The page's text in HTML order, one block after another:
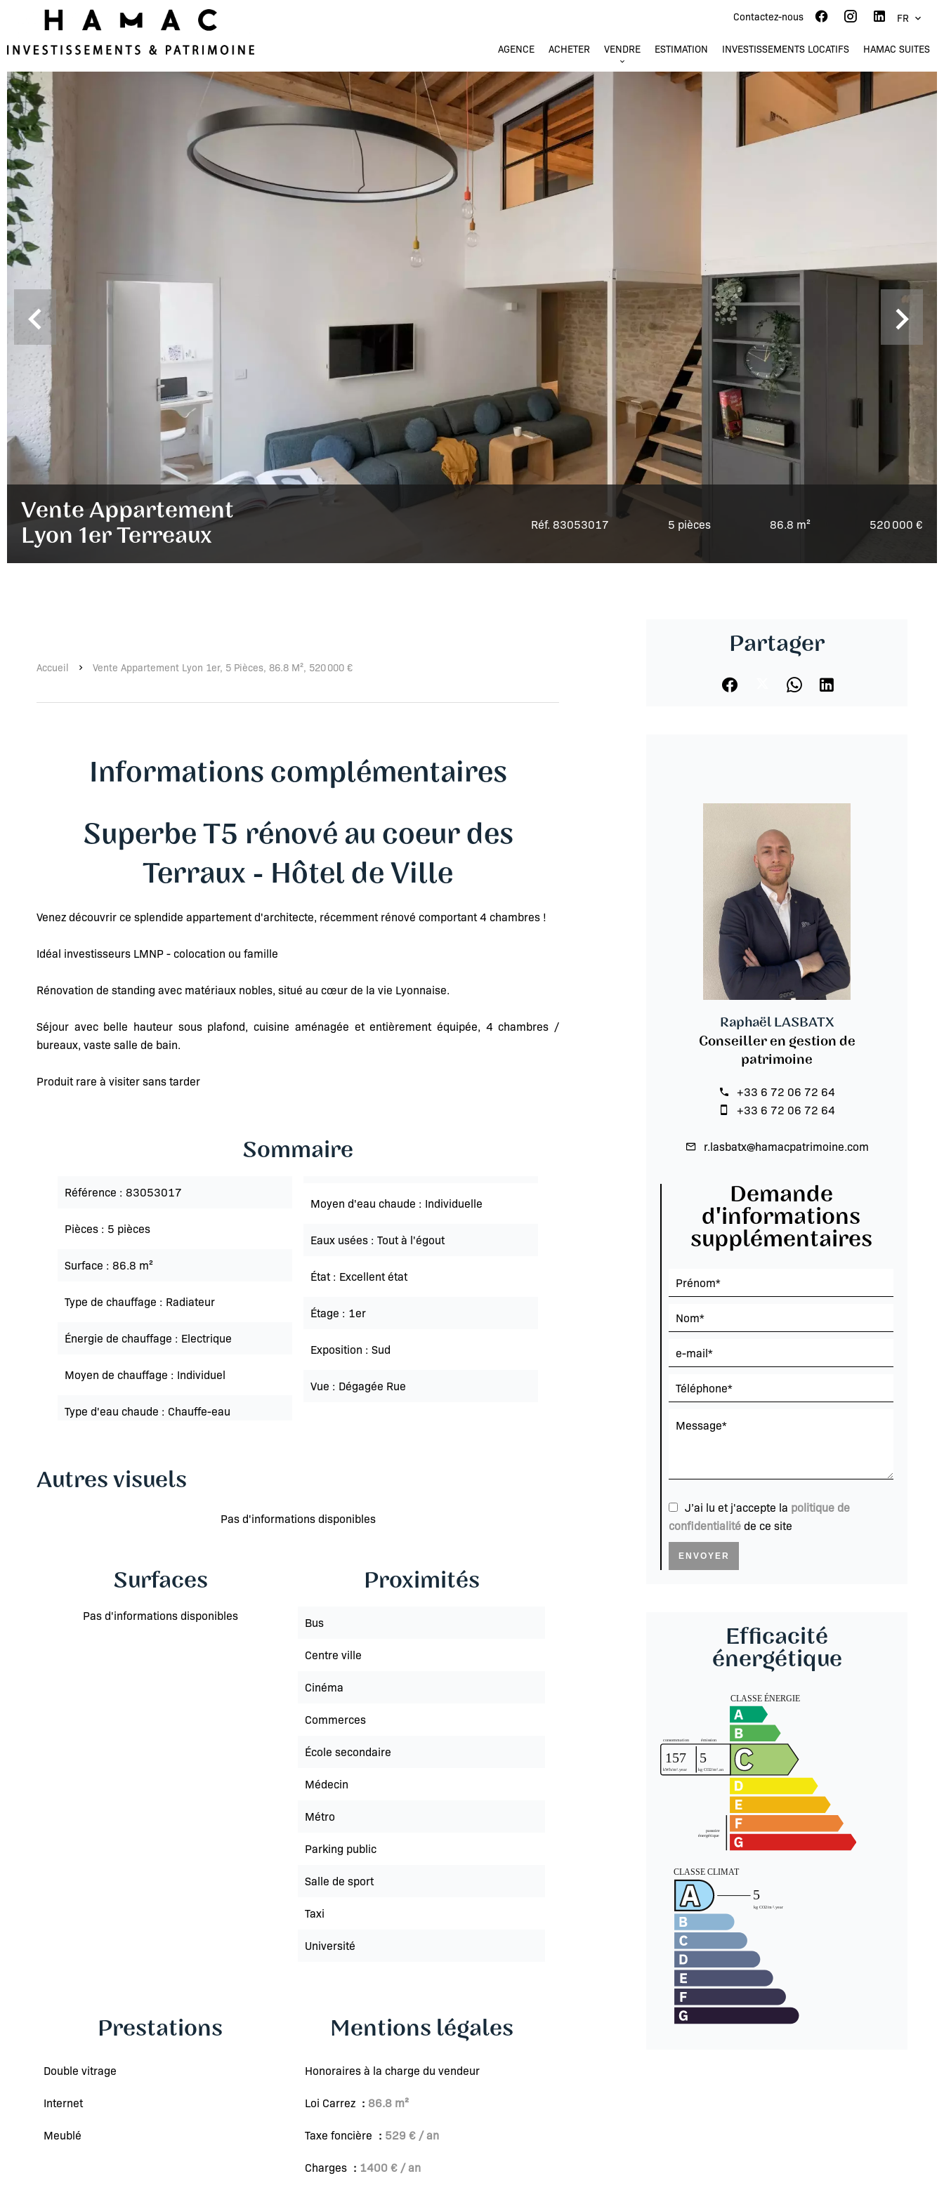
Contactez-nous FR
AGENCE ACHETER VENDRE ESTIMATION INVESTISSEMENTS LOCATIFS HAMAC SUITES
Vente Appartement
Lyon 1er Terreaux
Réf. 83053017 5 pièces 86.8 m² 520 000 €
Accueil Vente Appartement Lyon 1er, 5 Pièces, 86.8 M², 520 000 €
Informations complémentaires
Superbe T5 rénové au coeur des
Terraux - Hôtel de Ville
Venez découvrir ce splendide appartement d'architecte, récemment rénové comportant 4 chambres !
Idéal investisseurs LMNP - colocation ou famille
Rénovation de standing avec matériaux nobles, situé au cœur de la vie Lyonnaise.
Séjour avec belle hauteur sous plafond, cuisine aménagée et entièrement équipée, 4 chambres /
bureaux, vaste salle de bain.
Produit rare à visiter sans tarder
Sommaire
Référence 83053017
Pièces 5 pièces
Surface 86.8 m²
Type de chauffage Radiateur
Énergie de chauffage Electrique
Moyen de chauffage Individuel
Type d'eau chaude Chauffe-eau
Moyen d'eau chaude Individuelle
Eaux usées Tout à l'égout
État Excellent état
Étage 1er
Exposition Sud
Vue Dégagée Rue
Autres visuels
Pas d'informations disponibles
Surfaces
Pas d'informations disponibles
Proximités
Bus
Centre ville
Cinéma
Commerces
École secondaire
Médecin
Métro
Parking public
Salle de sport
Taxi
Université
Prestations
Double vitrage
Internet
Meublé
Mentions légales
Honoraires à la charge du vendeur
Loi Carrez 86.8 m²
Taxe foncière 529 € / an
Charges 1400 € / an
Partager
Raphaël LASBATX
Conseiller en gestion de
patrimoine
+33 6 72 06 72 64
+33 6 72 06 72 64
r.lasbatx@hamacpatrimoine.com
Demande
d'informations
supplémentaires
J’ai lu et j'accepte la politique de
confidentialité de ce site
ENVOYER
Efficacité
énergétique